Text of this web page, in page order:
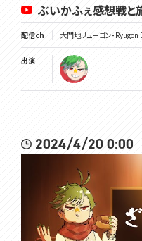
ぶいかふぇ感想戦と
配信ch 大門地リューゴン・
出演
2024/4/20 0:00